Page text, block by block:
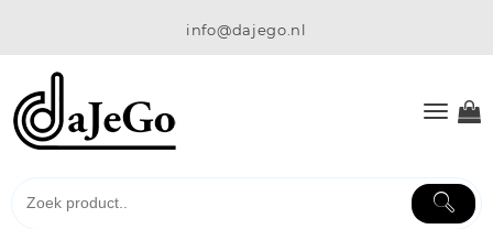
info@dajego.nl